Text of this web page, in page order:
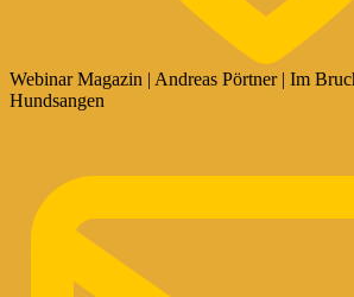
Webinar Magazin | Andreas Pörtner | Im
Hundsangen